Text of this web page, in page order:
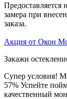
Предоставляется
замера при
заказа.
Акция от Окон
Закажи
Супер условия!
57% Успейте
качественный